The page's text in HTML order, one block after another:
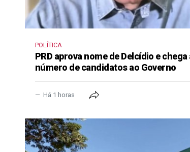
POLÍTICA
PRD aprova nome de Delcídio e
número de candidatos ao Governo
Há 1 horas